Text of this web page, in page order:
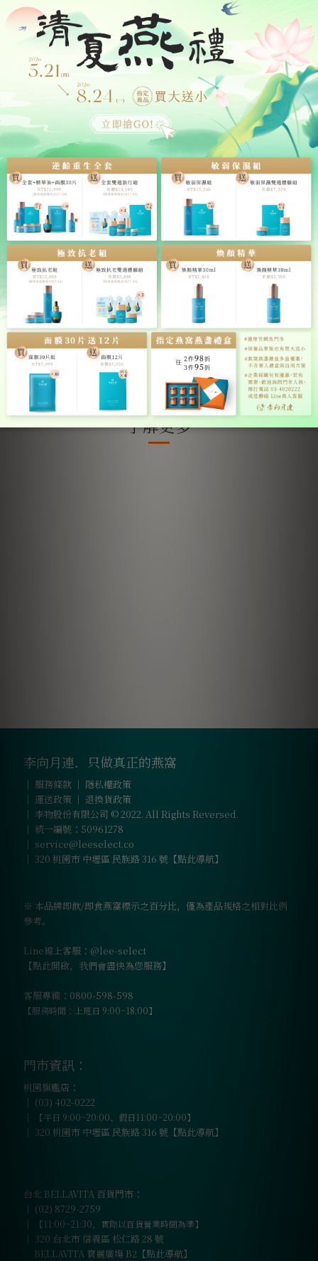
任險
主要成分：燕窩、純水、紅冰糖，每瓶以 1.25g 乾燕盞泡發燉
煮而成
每一份量60毫升，以下為每100毫升營養含量：熱量19.6大
卡、蛋白質1.2公克、脂肪0公克、飽和脂肪0公克、反式脂肪0
公克、碳水化合物3.7公克、糖2.8公克、鈉2.3毫克
※ 本商品標示之百分比，僅為內部產品規格之相對
比例參考。
了解更多
李向月連．只做真正的燕窩
｜ 服務條款 ｜ 隱私權政策
｜ 運送政策 ｜ 退換貨政策
｜ 李物股份有限公司 © 2022. All Rights Reversed.
｜ 統一編號：50961278
｜ service@leeselect.co
｜ 320 桃園市 中壢區 民族路 316 號【點此導航】
※ 本品牌即飲/即食燕窩標示之百分比，僅為產品規格之相對比例
參考。
Line線上客服：@lee-select
【點此開啟，我們會盡快為您服務】
客服專線：0800-598-598
【服務時間：上班日 9:00~18:00】
門市資訊：
桃園旗艦店：
｜ (03) 402-0222
｜
【平日 9:00~20:00、假日11:00~20:00】
｜ 320 桃園市 中壢區 民族路 316 號【點此導航】
台北 BELLAVITA 百貨門市：
｜ (02) 8729-2759
｜
【11:00~21:30，實際以百貨營業時間為準】
｜ 320 台北市 信義區 松仁路 28 號
BELLAVITA 寶麗廣塲 B2【點此導航】